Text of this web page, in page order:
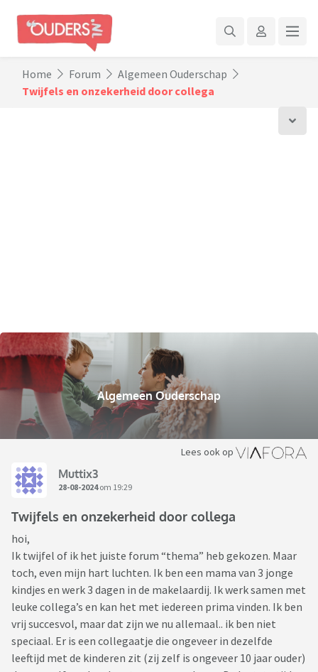
Home Forum
Algemeen Ouderschap
Twijfels en onzekerheid door collega
Algemeen Ouderschap
Lees ook op
Muttix3
28-08-2024om 19:29
Twijfels en onzekerheid door collega
hoi,
Ik twijfel of ik het juiste forum “thema” heb gekozen. Maar
toch, even mijn hart luchten. Ik ben een mama van 3 jonge
kindjes en werk 3 dagen in de makelaardij. Ik werk samen met
leuke collega’s en kan het met iedereen prima vinden. Ik ben
vrij succesvol, maar dat zijn we nu allemaal.. ik ben niet
speciaal. Er is een collegaatje die ongeveer in dezelfde
leeftijd met de kinderen zit (zij zelf is ongeveer 10 jaar ouder)